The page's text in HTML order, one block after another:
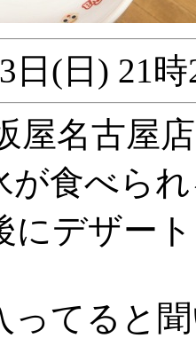
日(日) 21
屋名古屋
が食べら
にデザー
ってると